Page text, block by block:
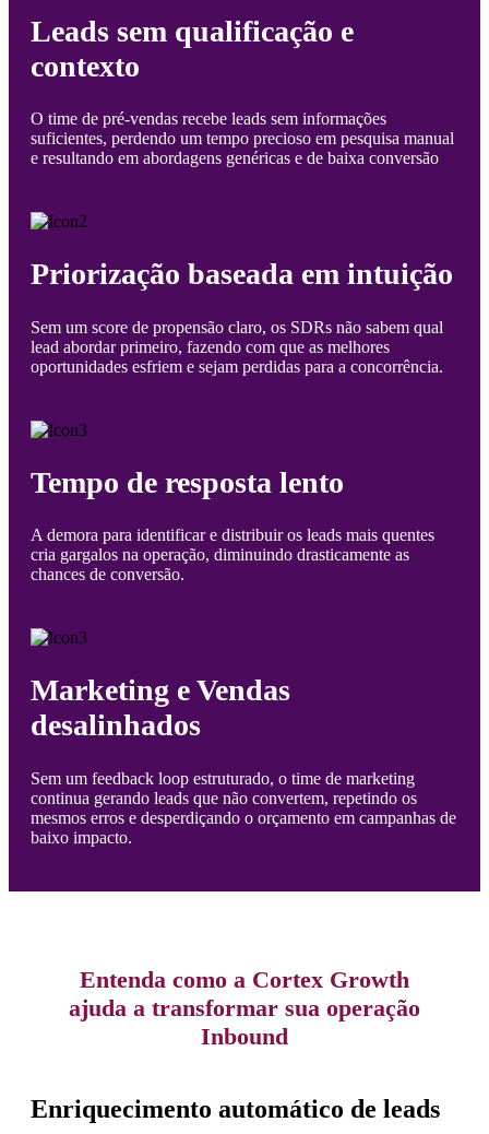
Leads sem qualificação e
contexto
O time de pré-vendas recebe leads sem informações
suficientes, perdendo um tempo precioso em pesquisa manual
e resultando em abordagens genéricas e de baixa conversão
Priorização baseada em intuição
Sem um score de propensão claro, os SDRs não sabem qual
lead abordar primeiro, fazendo com que as melhores
oportunidades esfriem e sejam perdidas para a concorrência.
Tempo de resposta lento
A demora para identificar e distribuir os leads mais quentes
cria gargalos na operação, diminuindo drasticamente as
chances de conversão.
Marketing e Vendas
desalinhados
Sem um feedback loop estruturado, o time de marketing
continua gerando leads que não convertem, repetindo os
mesmos erros e desperdiçando o orçamento em campanhas de
baixo impacto.
Entenda como a Cortex Growth
ajuda a transformar sua operação
Inbound
Enriquecimento automático de leads